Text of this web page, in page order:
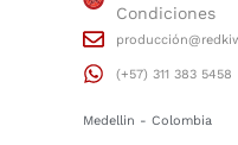
Condiciones
(+57) 311 383 5458
Medellin - Colombia